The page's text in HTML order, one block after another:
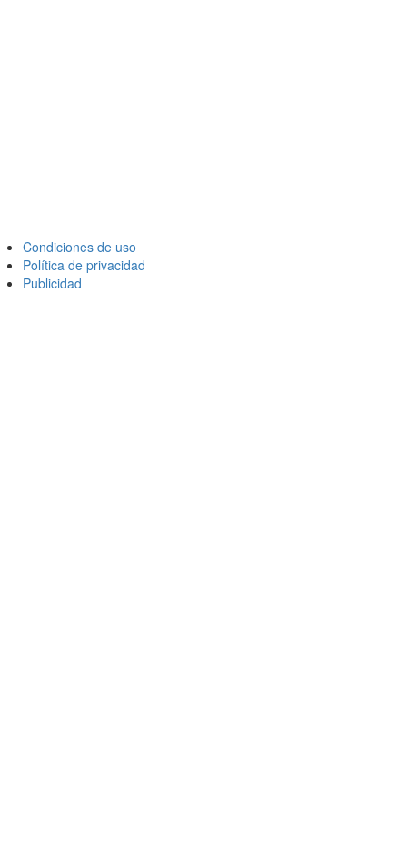
Condiciones de uso
Política de privacidad
Publicidad